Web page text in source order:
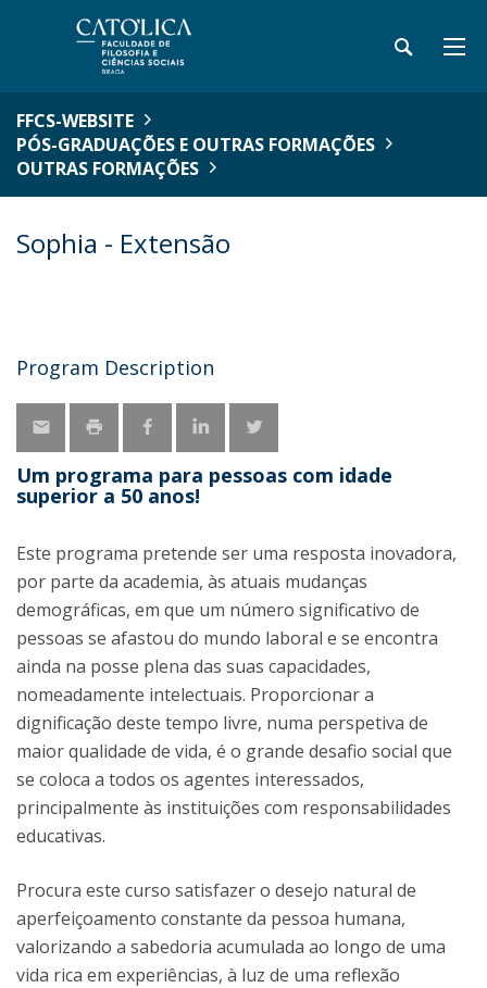
FFCS-WEBSITE
PÓS-GRADUAÇÕES E OUTRAS FORMAÇÕES
OUTRAS FORMAÇÕES
Sophia - Extensão
Program Description
Um programa para pessoas com idade
superior a 50 anos!
Este programa pretende ser uma resposta inovadora,
por parte da academia, às atuais mudanças
demográficas, em que um número significativo de
pessoas se afastou do mundo laboral e se encontra
ainda na posse plena das suas capacidades,
nomeadamente intelectuais. Proporcionar a
dignificação deste tempo livre, numa perspetiva de
maior qualidade de vida, é o grande desafio social que
se coloca a todos os agentes interessados,
principalmente às instituições com responsabilidades
educativas.
Procura este curso satisfazer o desejo natural de
aperfeiçoamento constante da pessoa humana,
valorizando a sabedoria acumulada ao longo de uma
vida rica em experiências, à luz de uma reflexão